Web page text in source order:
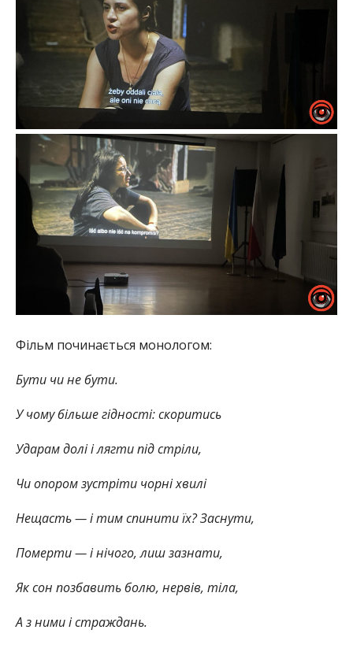
Фільм починається монологом:
Бути чи не бути.
У чому більше гідності: скоритись
Ударам долі і лягти під стріли,
Чи опором зустріти чорні хвилі
Нещасть — і тим спинити їх? Заснути,
Померти — і нічого, лиш зазнати,
Як сон позбавить болю, нервів, тіла,
А з ними і страждань.